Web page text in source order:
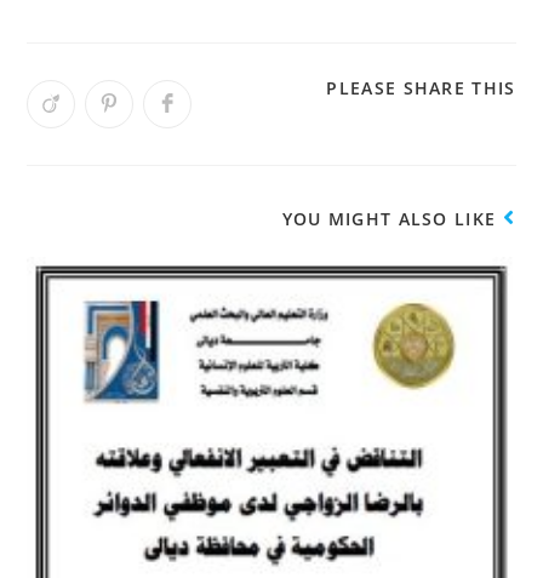
PLEASE SHARE THIS
YOU MIGHT ALSO LIKE